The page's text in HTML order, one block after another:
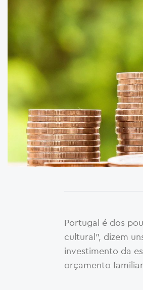
Portugal é dos
cultural”, dizem
investimento da
orçamento